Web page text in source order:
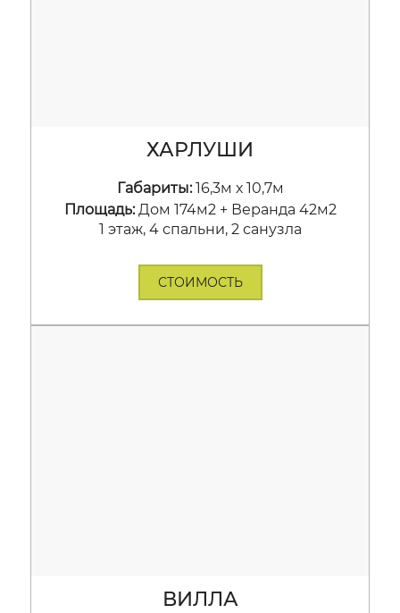
ХАРЛУШИ
Габариты:16,3м х 10,7м
Площадь:Дом 174м2 + Веранда 42м2
1 этаж, 4 спальни, 2 санузла
СТОИМОСТЬ
ВИЛЛА